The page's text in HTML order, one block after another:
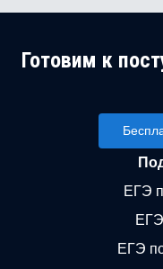
Готовим к
ЕГЭ
ЕГЭ